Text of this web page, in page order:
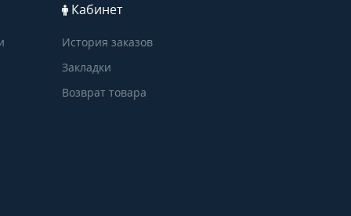
Кабинет
История заказов
Закладки
Возврат товара